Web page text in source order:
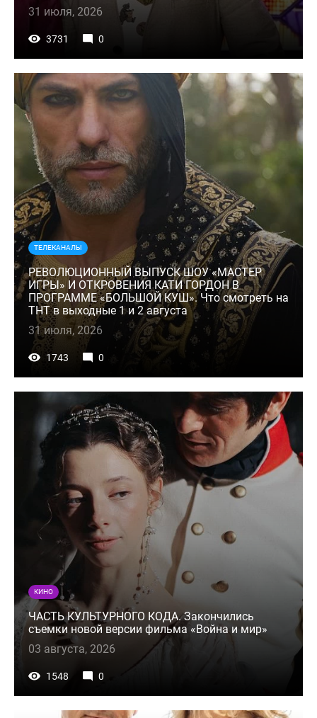
31 июля, 2026
3731 0
ТЕЛЕКАНАЛЫ
РЕВОЛЮЦИОННЫЙ ВЫПУСК ШОУ «МАСТЕР
ИГРЫ» И ОТКРОВЕНИЯ КАТИ ГОРДОН В
ПРОГРАММЕ «БОЛЬШОЙ КУШ». Что смотреть на
ТНТ в выходные 1 и 2 августа
31 июля, 2026
1743 0
КИНО
ЧАСТЬ КУЛЬТУРНОГО КОДА. Закончились
съемки новой версии фильма «Война и мир»
03 августа, 2026
1548 0